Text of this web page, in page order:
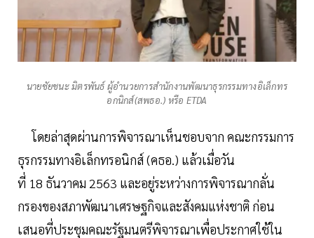
นายชัยชนะ มิตรพันธ์ ผู้อำนวยการสำนักงานพัฒนาธุรกรรมทางอิเล็กทร
อกนิกส์(สพธอ.) หรือ ETDA
โดยล่าสุดผ่านการพิจารณาเห็นชอบจาก คณะกรรมการ
ธุรกรรมทางอิเล็กทรอนิกส์ (คธอ.) แล้วเมื่อวัน
ที่ 18 ธันวาคม 2563 และอยู่ระหว่างการพิจารณากลั่น
กรองของสภาพัฒนาเศรษฐกิจและสังคมแห่งชาติ ก่อน
เสนอที่ประชุมคณะรัฐมนตรีพิจารณาเพื่อประกาศใช้ใน